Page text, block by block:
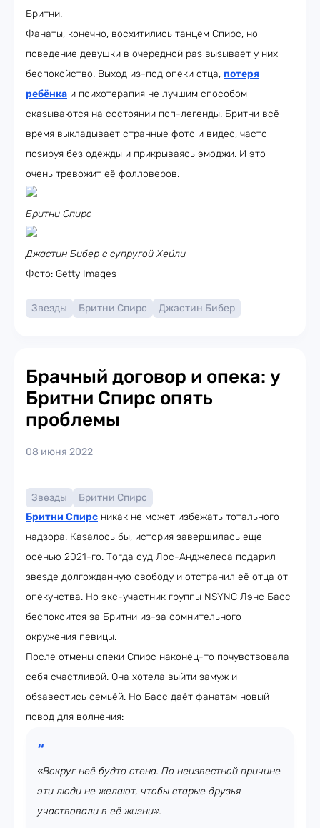
Бритни.
Фанаты, конечно, восхитились танцем Спирс, но
поведение девушки в очередной раз вызывает у них
беспокойство. Выход из-под опеки отца, потеря
ребёнка и психотерапия не лучшим способом
сказываются на состоянии поп-легенды. Бритни всё
время выкладывает странные фото и видео, часто
позируя без одежды и прикрываясь эмоджи. И это
очень тревожит её фолловеров.
Бритни Спирс
Джастин Бибер с супругой Хейли
Фото: Getty Images
Звезды Бритни Спирс Джастин Бибер
Брачный договор и опека: у
Бритни Спирс опять
проблемы
08 июня 2022
Звезды
Бритни Спирс
Бритни Спирс никак не может избежать тотального
надзора. Казалось бы, история завершилась еще
осенью 2021-го. Тогда суд Лос-Анджелеса подарил
звезде долгожданную свободу и отстранил её отца от
опекунства. Но экс-участник группы NSYNC Лэнс Басс
беспокоится за Бритни из-за сомнительного
окружения певицы.
После отмены опеки Спирс наконец-то почувствовала
себя счастливой. Она хотела выйти замуж и
обзавестись семьёй. Но Басс даёт фанатам новый
повод для волнения:
«Вокруг неё будто стена. По неизвестной причине
эти люди не желают, чтобы старые друзья
участвовали в её жизни».